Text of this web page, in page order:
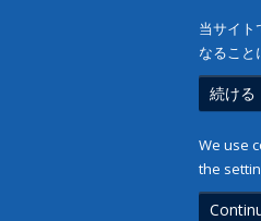
当サイト
なること
続ける
We use
the